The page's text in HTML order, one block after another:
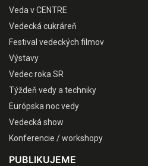
Veda v CENTRE
Vedecká cukráreň
Festival vedeckých filmov
Výstavy
Vedec roka SR
Týždeň vedy a techniky
Európska noc vedy
Vedecká show
Konferencie / workshopy
PUBLIKUJEME